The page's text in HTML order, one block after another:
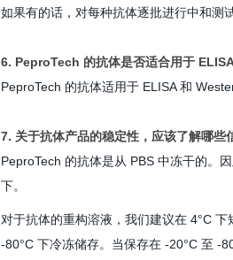
如果有的话，对每种抗体逐批进行中和测试
6. PeproTech 的抗体是否适合用于
PeproTech 的抗体适用于 ELISA 和
7. 关于抗体产品的稳定性，应该了解哪些
PeproTech 的抗体是从 PBS 中冻干的。
下。
对于抗体的重构溶液，我们建议在 4°C 下
-80°C 下冷冻储存。 当保存在 -20°C 至 -